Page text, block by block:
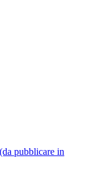
pubblicare in